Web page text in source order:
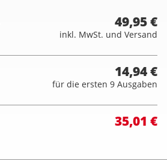
49,95 €
inkl. MwSt. und Versand
14,94 €
für die ersten 9 Ausgaben
35,01 €